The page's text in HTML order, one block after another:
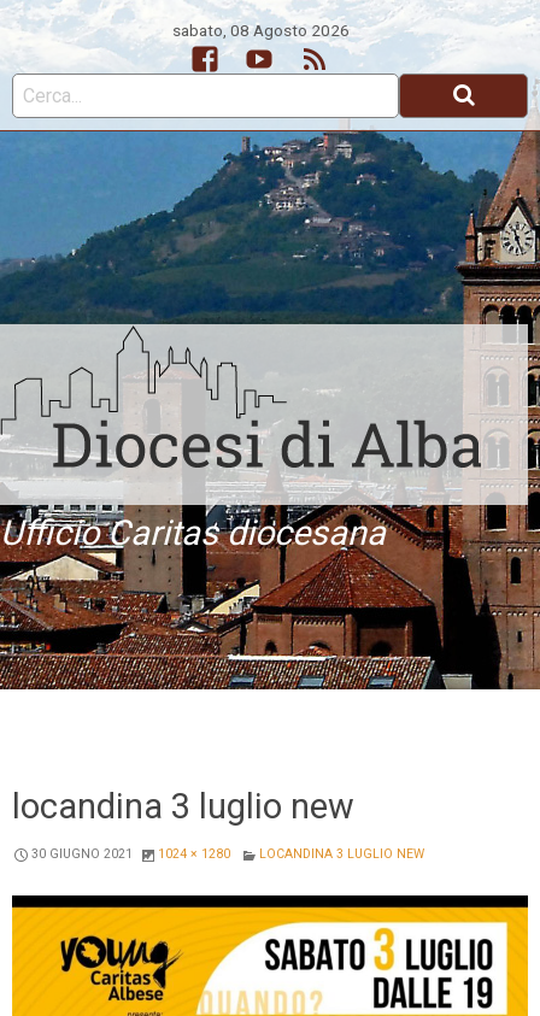
sabato, 08 Agosto 2026
FacebookYoutubeFeed
Ufficio Caritas diocesana
content
locandina 3 luglio new
30 GIUGNO 2021 1024 × 1280 LOCANDINA 3 LUGLIO NEW